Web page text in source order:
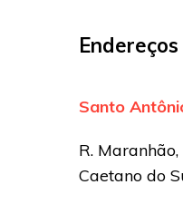
Endereços
Santo
R.
Caetano do